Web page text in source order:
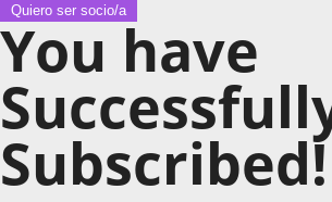
Quiero ser socio/a
You have
Subscribed!